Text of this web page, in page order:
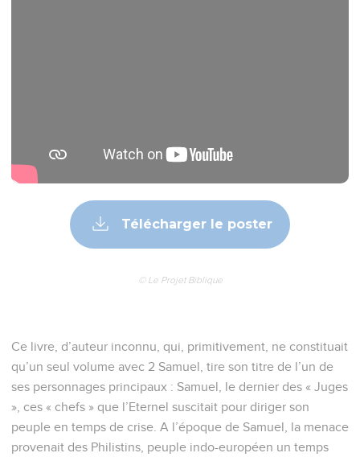
Télécharger le poster
© Le Projet Biblique
Ce livre, d’auteur inconnu, qui, primitivement, ne constituait
qu’un seul volume avec 2 Samuel, tire son titre de l’un de
ses personnages principaux : Samuel, le dernier des « Juges
», ces « chefs » que l’Eternel suscitait pour diriger son
peuple en temps de crise. A l’époque de Samuel, la menace
provenait des Philistins, peuple indo-européen un temps